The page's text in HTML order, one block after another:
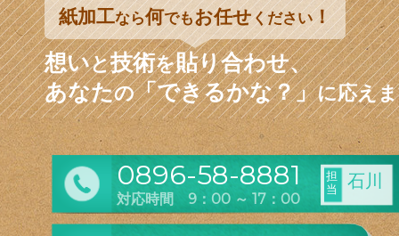
紙加工なら何でもお任せください！
想いと技術を貼り合わせ、
あなたの「できるかな？」に応え
0896-58-8881
対応時間 9：00 ～ 17：00
担
当
石川